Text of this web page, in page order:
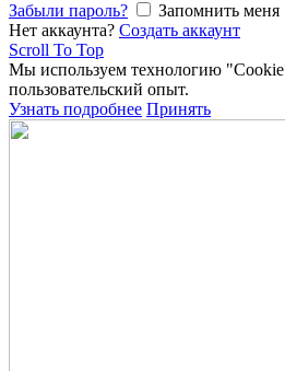
Забыли пароль?
Запомнить меня
Нет аккаунта? Создать аккаунт
Scroll To Top
Мы используем технологию
пользовательский опыт.
Узнать подробнее Принять